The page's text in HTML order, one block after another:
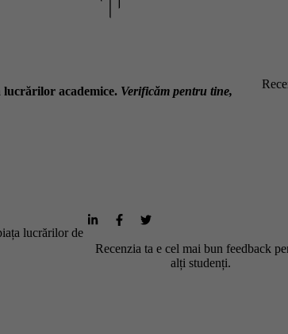
lucrărilor academice. Verificăm pentru tine,
lucrărilor de
Recenzia ta e cel mai bun feedback
alți studenți.